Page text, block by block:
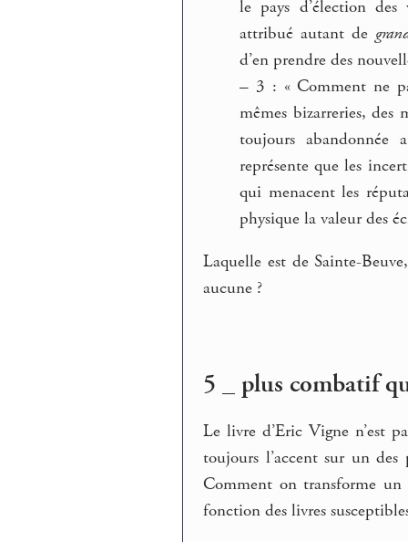
le pays d’élection
attribué autant de
d’en prendre des
– 3 : « Comment ne
mêmes bizarreries, des
toujours
représente que les
qui menacent les
physique la valeur des
Laquelle est de Sainte-
aucune ?
5 _ plus combatif
Le livre d’Eric Vigne n’est
toujours l’accent sur un
Comment on transforme
fonction des livres